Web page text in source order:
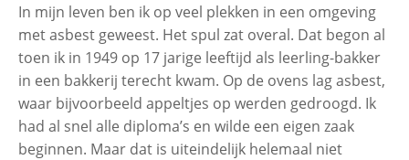
Piet Kooitje (70), slachtoffer met
‘schildersziekte’ OPS
Peter Neid, weduwnaar van Els Neid,
slachtoffer met Corona, asbest- en
longkanker
In mijn leven ben ik op veel plekken in een omgeving
met asbest geweest. Het spul zat overal. Dat begon al
toen ik in 1949 op 17 jarige leeftijd als leerling-bakker
in een bakkerij terecht kwam. Op de ovens lag asbest,
waar bijvoorbeeld appeltjes op werden gedroogd. Ik
had al snel alle diploma’s en wilde een eigen zaak
beginnen. Maar dat is uiteindelijk helemaal niet